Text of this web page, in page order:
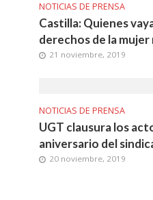
NOTICIAS DE PRENSA
Castilla: Quienes
derechos de la
21 noviembre, 2019
NOTICIAS DE PRENSA
UGT clausura los
aniversario del
20 noviembre, 2019